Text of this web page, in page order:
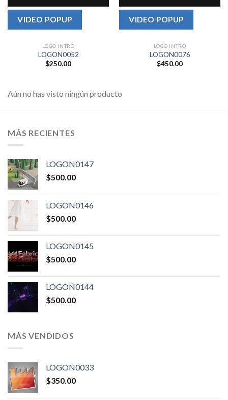
VIDEO POPUP
LOGO INTRO
LOGON0052
$250.00
VIDEO POPUP
LOGO INTRO
LOGON0076
$450.00
Aún no has visto ningún producto
MÁS RECIENTES
LOGON0147
$500.00
LOGON0146
$500.00
LOGON0145
$500.00
LOGON0144
$500.00
MÁS VENDIDOS
LOGON0033
$350.00